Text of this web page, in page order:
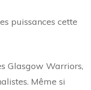
puissances cette
Glasgow Warriors,
Même si